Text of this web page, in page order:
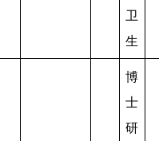
卫
生
博
士
研